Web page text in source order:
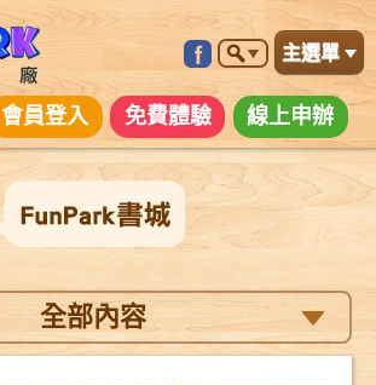
主選單
線上申辦
免費體驗
會員登入
全部內容